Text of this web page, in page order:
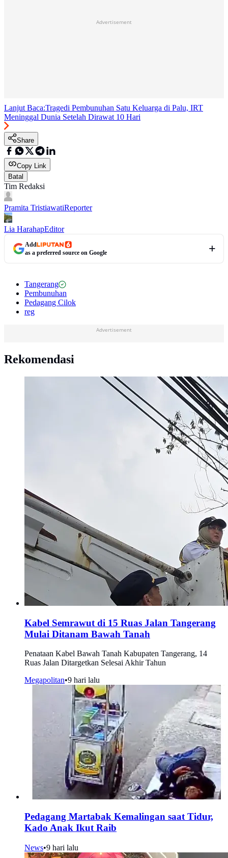
Advertisement
Lanjut Baca:Tragedi Pembunuhan Satu Keluarga di Palu, IRT
Meninggal Dunia Setelah Dirawat 10 Hari
Share
Copy Link
Batal
Tim Redaksi
Pramita TristiawatiReporter
Lia HarahapEditor
Add
as a preferred source on Google
Tangerang
Pembunuhan
Pedagang Cilok
reg
Advertisement
Rekomendasi
Kabel Semrawut di 15 Ruas Jalan Tangerang
Mulai Ditanam Bawah Tanah
Penataan Kabel Bawah Tanah Kabupaten Tangerang, 14
Ruas Jalan Ditargetkan Selesai Akhir Tahun
Megapolitan•9 hari lalu
Pedagang Martabak Kemalingan saat Tidur,
Kado Anak Ikut Raib
News•9 hari lalu